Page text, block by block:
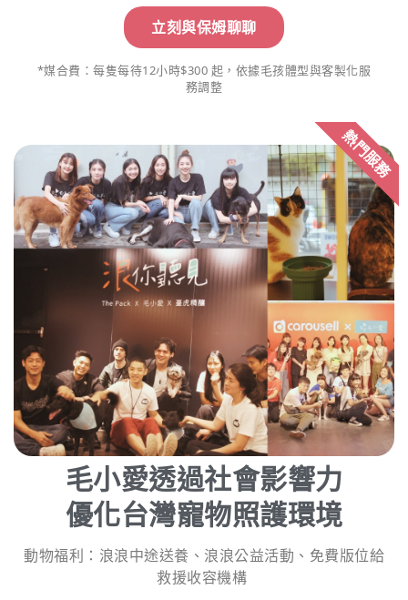
立刻與保姆聊聊
*媒合費：每隻每待12小時$300 起，依據毛孩體型與客製化服
務調整
熱門服務
毛小愛透過社會影響力
優化台灣寵物照護環境
動物福利：浪浪中途送養、浪浪公益活動、免費版位給
救援收容機構